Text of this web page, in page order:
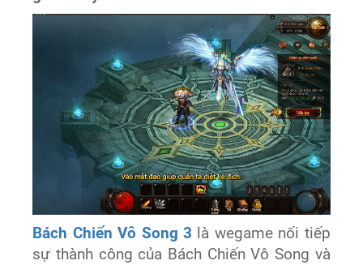
Bách Chiến Vô Song 3 là wegame nối tiếp
sự thành công của Bách Chiến Vô Song và